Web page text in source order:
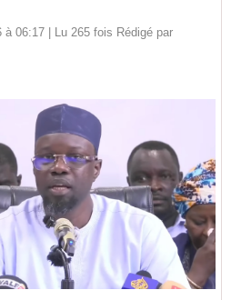
à 06:17 | Lu 265 fois Rédigé par